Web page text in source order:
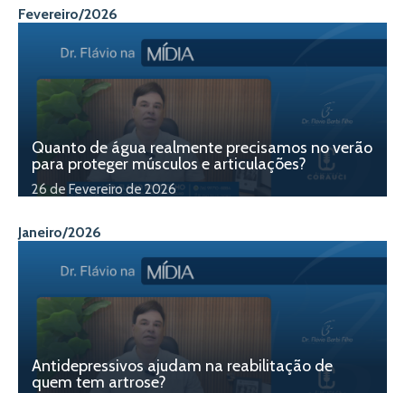
Fevereiro/2026
Quanto de água realmente precisamos no verão
para proteger músculos e articulações?
26 de Fevereiro de 2026
Janeiro/2026
Antidepressivos ajudam na reabilitação de
quem tem artrose?